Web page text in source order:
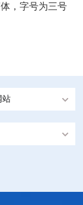
，字号为三号
站